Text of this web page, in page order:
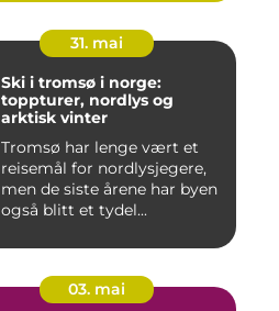
31. mai
Ski i tromsø i norge:
toppturer, nordlys og
arktisk vinter
Tromsø har lenge vært et
reisemål for nordlysjegere,
men de siste årene har byen
også blitt et tydel...
03. mai